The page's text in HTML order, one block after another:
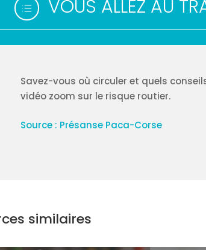
d VOUS ALLEZ AU
Savez-vous où circuler et quels
vidéo zoom sur le risque routier.
Source : Présanse Paca-Corse
similaires